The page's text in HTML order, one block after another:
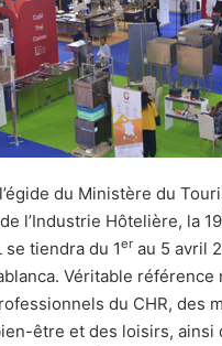
du Ministère du
l’Industrie Hôtelière, la 19
se tiendra du 1er au 5 avril
Véritable référence
du CHR, des
être et des loisirs, ainsi